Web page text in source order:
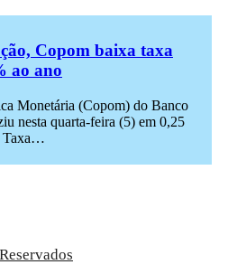
Copom baixa taxa
ao ano
Monetária (Copom) do Banco
nesta quarta-feira (5) em 0,25
Taxa…